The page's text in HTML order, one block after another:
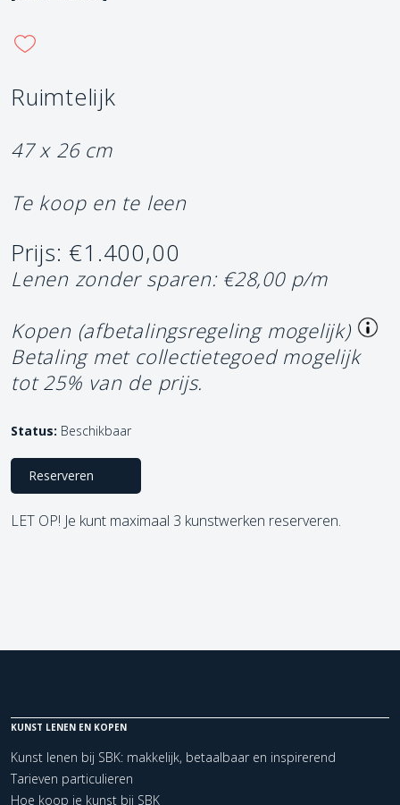
Ruimtelijk
47 x 26 cm
Te koop en te leen
Prijs: €1.400,00
Lenen zonder sparen: €28,00 p/m
Kopen (afbetalingsregeling mogelijk)
Betaling met collectietegoed mogelijk
tot 25% van de prijs.
Status: Beschikbaar
Reserveren
LET OP! Je kunt maximaal 3 kunstwerken reserveren.
KUNST LENEN EN KOPEN
Kunst lenen bij SBK: makkelijk, betaalbaar en inspirerend
Tarieven particulieren
Hoe koop je kunst bij SBK